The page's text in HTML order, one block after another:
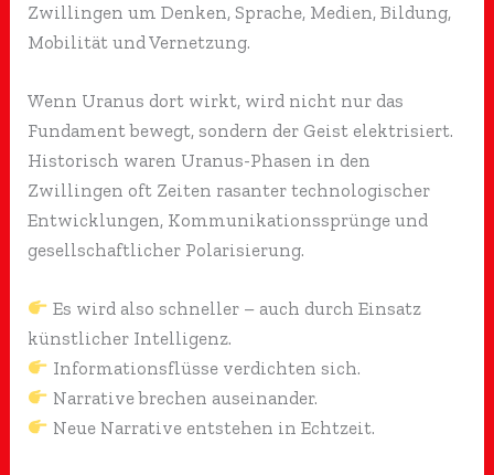
Zwillingen um Denken, Sprache, Medien, Bildung,
Mobilität und Vernetzung.
Wenn Uranus dort wirkt, wird nicht nur das
Fundament bewegt, sondern der Geist elektrisiert.
Historisch waren Uranus-Phasen in den
Zwillingen oft Zeiten rasanter technologischer
Entwicklungen, Kommunikationssprünge und
gesellschaftlicher Polarisierung.
Es wird also schneller – auch durch Einsatz
künstlicher Intelligenz.
Informationsflüsse verdichten sich.
Narrative brechen auseinander.
Neue Narrative entstehen in Echtzeit.